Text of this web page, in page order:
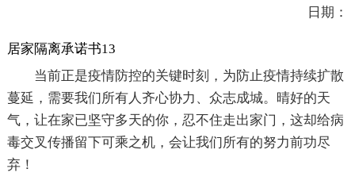
日期：
居家隔离承诺书13
当前正是疫情防控的关键时刻，为防止疫情持续扩散
蔓延，需要我们所有人齐心协力、众志成城。晴好的天
气，让在家已坚守多天的你，忍不住走出家门，这却给病
毒交叉传播留下可乘之机，会让我们所有的努力前功尽
弃！